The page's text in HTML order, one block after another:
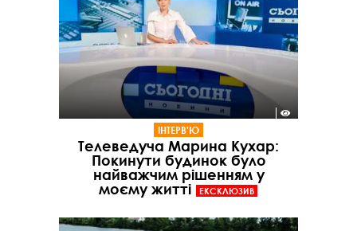
ІНТЕРВ'Ю
Телеведуча Марина Кухар:
Покинути будинок було
найважчим рішенням у
моєму житті
ЕКСКЛЮЗИВ